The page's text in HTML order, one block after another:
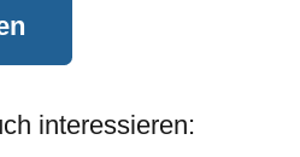
interessieren: